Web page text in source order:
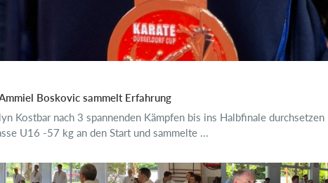
Boskovic sammelt Erfahrung
Kostbar nach 3 spannenden Kämpfen bis ins Halbfinale
U16 -57 kg an den Start und sammelte ...